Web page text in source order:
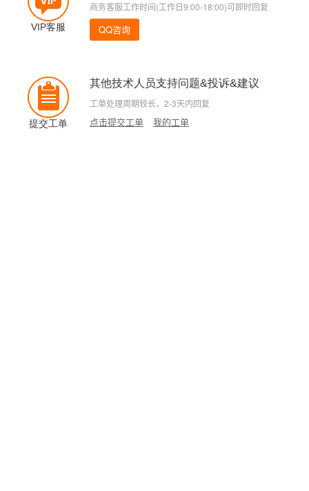
VIP客服
商务客服工作时间(工作日9:00-18:00)可即时回复
QQ咨询
提交工单
其他技术人员支持问题&投诉&建议
工单处理周期较长，2-3天内回复
点击提交工单 我的工单